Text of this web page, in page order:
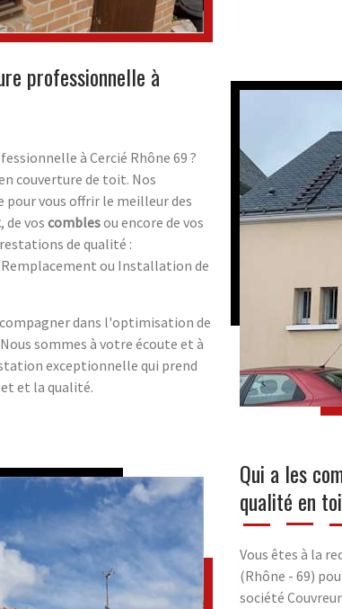
professionnelle à
à Cercié Rhône 69 ?
couverture de toit. Nos
vous offrir le meilleur des
, de vos comblesou encore de vos
de qualité :
ou Installation de
dans l'optimisation de
Nous sommes à votre écoute et à
exceptionnelle qui prend
et la qualité.
Qui a les
qualité en
Vous êtes à la
(Rhône - 69)
société